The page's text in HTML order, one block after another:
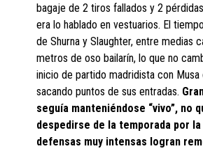
bagaje de 2 tiros fallados y 2
era lo hablado en vestuarios. El
de Shurna y Slaughter, entre medias
metros de oso bailarín, lo que no
inicio de partido madridista con Musa
sacando puntos de sus entradas.
seguía manteniéndose “vivo”, no
despedirse de la temporada por
defensas muy intensas logran